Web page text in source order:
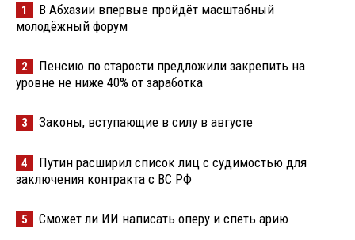
1
В Абхазии впервые пройдёт масштабный
молодёжный форум
2
Пенсию по старости предложили закрепить на
уровне не ниже 40% от заработка
3 Законы, вступающие в силу в августе
4
Путин расширил список лиц с судимостью для
заключения контракта с ВС РФ
5 Сможет ли ИИ написать оперу и спеть арию